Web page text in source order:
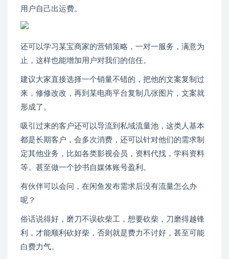
用户自己出运费。
还可以学习某宝商家的营销策略，一对一服务，满意为
止，这样也能增加用户对我们的信任。
建议大家直接选择一个销量不错的，把他的文案复制过
来，修修改改，再到某电商平台复制几张图片，文案就
形成了。
吸引过来的客户还可以导流到私域流量池，这类人基本
都是长期客户，会多次消费，还可以针对他们的需求制
定其他业务，比如各类影视会员，资料代找，学科资料
等。甚至做一个抄书自媒体账号盈利。
有伙伴可以会问，在闲鱼发布需求后没有流量怎么办
呢？
俗话说得好，磨刀不误砍柴工，想要砍柴，刀磨得越锋
利，才能顺利砍好柴，否则就是费力不讨好，甚至可能
白费力气。